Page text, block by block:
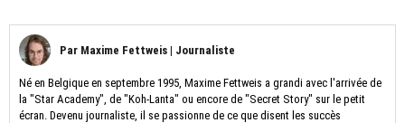
Par Maxime Fettweis | Journaliste
Né en Belgique en septembre 1995, Maxime Fettweis a grandi avec l'arrivée de
la "Star Academy", de "Koh-Lanta" ou encore de "Secret Story" sur le petit
écran. Devenu journaliste, il se passionne de ce que disent les succès